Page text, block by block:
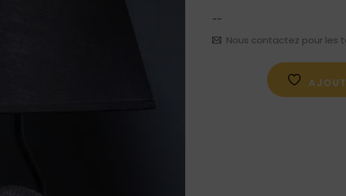
--
Nous contactez pour les